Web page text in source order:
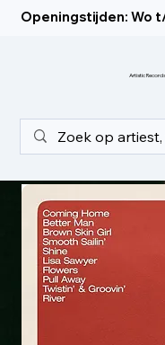
Openingstijden: Wo
Artistic